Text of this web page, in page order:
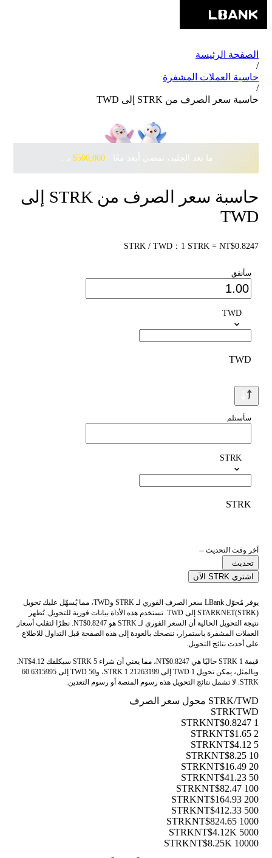
الصفحة الرئيسة
/
حاسبة العملات المشفرة
/
حاسبة سعر الصرف من STRK إلى TWD
ما بعد الجليد، نمضي أبعد معًا · ‎ $500,000بانتظارك مع Pudgy Penguins
حاسبة سعر الصرف من STRK إلى
TWD
STRK / TWD：1 STRK = NT$0.8247
سأنفق
TWD
TWD
سأستلم
STRK
STRK
آخر وقت التحديث --
تحديث
اشتري STRK الآن
يوفر مُحوّل LBank سعر الصرف الفوري لـ STRK وTWD، مما يُسهّل عليك تحويل
STARKNET(STRK) إلى TWD. تستخدم هذه الأداة بيانات فورية للتحويل. تُظهر
نتيجة التحويل الحالية أن السعر الفوري لـ STRK هو NT$0.8247. نظرًا لتقلب أسعار
العملات المشفرة باستمرار، ننصحك بالعودة إلى هذه الصفحة قبل التداول للاطلاع
على أحدث نتائج التحويل.
قيمة 1 STRK حاليًا هي NT$0.8247، مما يعني أن شراء 5 STRK سيكلفك NT$4.12.
وبالمثل، يمكن تحويل 1 TWD إلى 1.21263199 STRK، و50 TWD إلى 60.6315995
STRK. لا تشمل نتائج التحويل هذه رسوم المنصة أو رسوم التعدين.
STRK/TWD محول سعر الصرف
STRKTWD
1 STRK
NT$0.8247
2 STRK
NT$1.65
5 STRK
NT$4.12
10 STRK
NT$8.25
20 STRK
NT$16.49
50 STRK
NT$41.23
100 STRK
NT$82.47
200 STRK
NT$164.93
500 STRK
NT$412.33
1000 STRK
NT$824.65
5000 STRK
NT$4.12K
10000 STRK
NT$8.25K